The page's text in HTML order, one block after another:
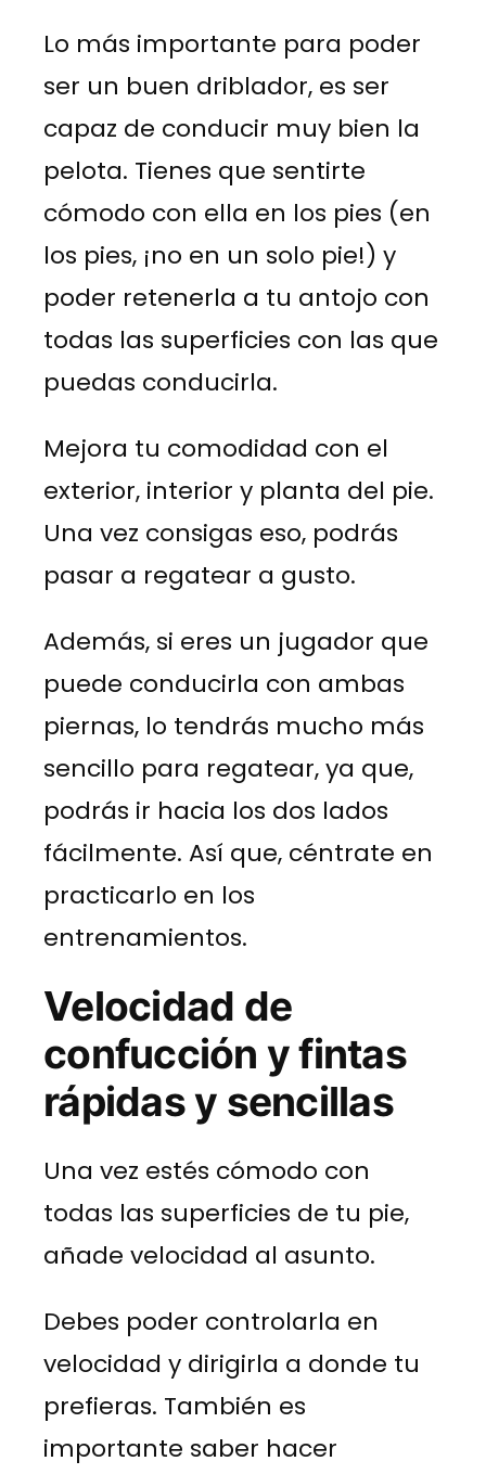
Lo más importante para poder
ser un buen driblador, es ser
capaz de conducir muy bien la
pelota. Tienes que sentirte
cómodo con ella en los pies (en
los pies, ¡no en un solo pie!) y
poder retenerla a tu antojo con
todas las superficies con las que
puedas conducirla.
Mejora tu comodidad con el
exterior, interior y planta del pie.
Una vez consigas eso, podrás
pasar a regatear a gusto.
Además, si eres un jugador que
puede conducirla con ambas
piernas, lo tendrás mucho más
sencillo para regatear, ya que,
podrás ir hacia los dos lados
fácilmente. Así que, céntrate en
practicarlo en los
entrenamientos.
Velocidad de
confucción y fintas
rápidas y sencillas
Una vez estés cómodo con
todas las superficies de tu pie,
añade velocidad al asunto.
Debes poder controlarla en
velocidad y dirigirla a donde tu
prefieras. También es
importante saber hacer